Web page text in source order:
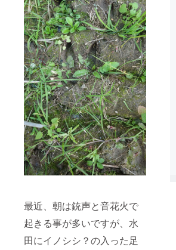
最近、朝は銃声と音花火で
起きる事が多いですが、水
田にイノシシ？の入った足